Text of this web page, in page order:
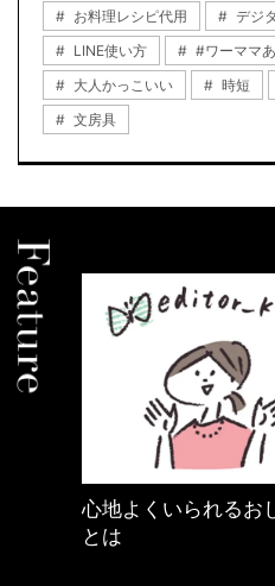
お料理レシピ代用
デジ
LINE使い方
#ワーママ
大人かっこいい
時短
文房具
働く女性のバッグの